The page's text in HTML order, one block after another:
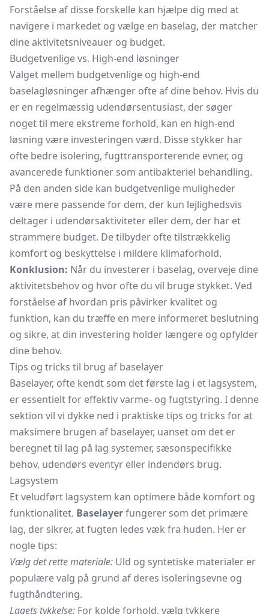
Forståelse af disse forskelle kan hjælpe dig med at
navigere i markedet og vælge en baselag, der matcher
dine aktivitetsniveauer og budget.
Budgetvenlige vs. High-end løsninger
Valget mellem budgetvenlige og high-end
baselagløsninger afhænger ofte af dine behov. Hvis du
er en regelmæssig udendørsentusiast, der søger
noget til mere ekstreme forhold, kan en high-end
løsning være investeringen værd. Disse stykker har
ofte bedre isolering, fugttransporterende evner, og
avancerede funktioner som antibakteriel behandling.
På den anden side kan budgetvenlige muligheder
være mere passende for dem, der kun lejlighedsvis
deltager i udendørsaktiviteter eller dem, der har et
strammere budget. De tilbyder ofte tilstrækkelig
komfort og beskyttelse i mildere klimaforhold.
Konklusion: Når du investerer i baselag, overveje dine
aktivitetsbehov og hvor ofte du vil bruge stykket. Ved
forståelse af hvordan pris påvirker kvalitet og
funktion, kan du træffe en mere informeret beslutning
og sikre, at din investering holder længere og opfylder
dine behov.
Tips og tricks til brug af baselayer
Baselayer, ofte kendt som det første lag i et lagsystem,
er essentielt for effektiv varme- og fugtstyring. I denne
sektion vil vi dykke ned i praktiske tips og tricks for at
maksimere brugen af baselayer, uanset om det er
beregnet til lag på lag systemer, sæsonspecifikke
behov, udendørs eventyr eller indendørs brug.
Lagsystem
Et veludført lagsystem kan optimere både komfort og
funktionalitet. Baselayerfungerer som det primære
lag, der sikrer, at fugten ledes væk fra huden. Her er
nogle tips:
Vælg det rette materiale: Uld og syntetiske materialer er
populære valg på grund af deres isoleringsevne og
fugthåndtering.
Lagets tykkelse: For kolde forhold, vælg tykkere